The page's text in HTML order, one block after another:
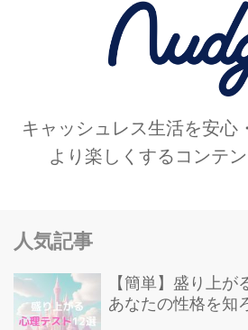
キャッシュレス生活を安心
より楽しくするコンテ
人気記事
【簡単】盛り上が
あなたの性格を知